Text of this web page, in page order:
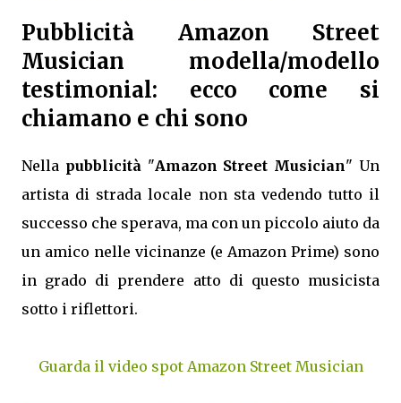
Pubblicità Amazon Street
Musician modella/modello
testimonial: ecco come si
chiamano e chi sono
Nella pubblicità "Amazon Street Musician" Un
artista di strada locale non sta vedendo tutto il
successo che sperava, ma con un piccolo aiuto da
un amico nelle vicinanze (e Amazon Prime) sono
in grado di prendere atto di questo musicista
sotto i riflettori.
Guarda il video spot Amazon Street Musician